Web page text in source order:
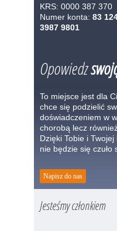
KRS: 0000 387 370
Numer konta:83
3987 9801
Opowiedz
To miejsce jest dla
chce się podzielić
doświadczeniem w
chorobą lecz
Dzięki Tobie i
nie będzie się czuło
Napisz do nas
Jesteśmy członkiem